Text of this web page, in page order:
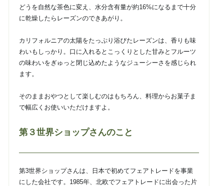
どうを自然な茶色に変え、水分含有量が約16%になるまで十分
に乾燥したらレーズンのできあがり。
カリフォルニアの太陽をたっぷり浴びたレーズンは、香りも味
わいもしっかり。口に入れるとこっくりとした甘みとフルーツ
の味わいをぎゅっと閉じ込めたようなジューシーさを感じられ
ます。
そのままおやつとして楽しむのはもちろん、料理からお菓子ま
で幅広くお使いいただけますよ。
第３世界ショップさんのこと
第3世界ショップさんは、日本で初めてフェアトレードを事業
にした会社です。1985年、北欧でフェアトレードに出会った片